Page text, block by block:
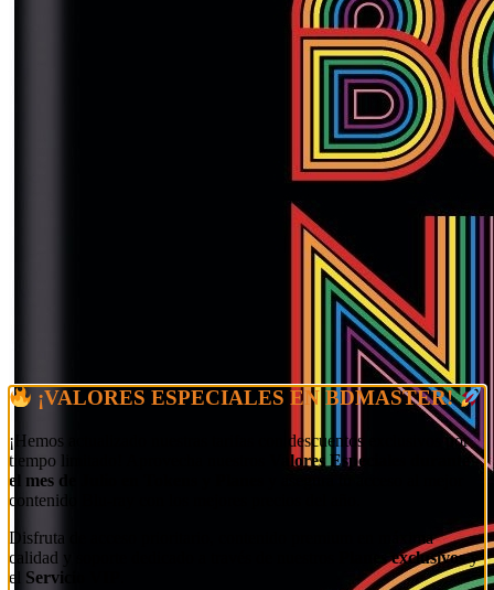
¡VALORES ESPECIALES EN BDMASTER!
¡Hemos actualizado nuestras tarifas con descuentos exclusivos por
tiempo limitado! Aprovecha nuestros
Valores Especiales durante
el mes de Julio en Tokens y Planes
contenido Blu-ray con los mejores precios del año.
Disfruta de acceso prioritario, contenido premium en máxima
calidad y soporte dedicado a través de nuestros
Planes exclusivosy
el Servicio VIP